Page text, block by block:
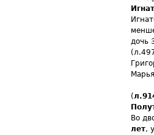
дочь
(
Во
лет,